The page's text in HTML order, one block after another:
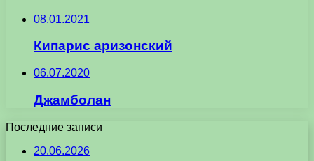
08.01.2021
Кипарис аризонский
06.07.2020
Джамболан
Последние записи
20.06.2026